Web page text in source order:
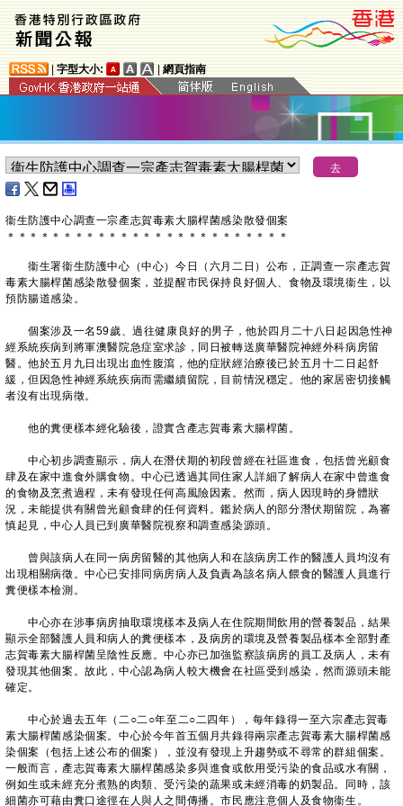
字型大小: 網頁指南
衞生防護中心調查一宗產志賀毒素大腸桿菌感染散發個案
＊ ＊ ＊ ＊ ＊ ＊ ＊ ＊ ＊ ＊ ＊ ＊ ＊ ＊ ＊ ＊ ＊ ＊ ＊ ＊ ＊ ＊ ＊ ＊ ＊
衞生署衞生防護中心（中心）今日（六月二日）公布，正調查一宗產志賀
毒素大腸桿菌感染散發個案，並提醒市民保持良好個人、食物及環境衞生，以
預防腸道感染。
個案涉及一名59歲、過往健康良好的男子，他於四月二十八日起因急性神
經系統疾病到將軍澳醫院急症室求診，同日被轉送廣華醫院神經外科病房留
醫。他於五月九日出現出血性腹瀉，他的症狀經治療後已於五月十二日起舒
緩，但因急性神經系統疾病而需繼續留院，目前情況穩定。他的家居密切接觸
者沒有出現病徵。
他的糞便樣本經化驗後，證實含產志賀毒素大腸桿菌。
中心初步調查顯示，病人在潛伏期的初段曾經在社區進食，包括曾光顧食
肆及在家中進食外購食物。中心已透過其同住家人詳細了解病人在家中曾進食
的食物及烹煮過程，未有發現任何高風險因素。然而，病人因現時的身體狀
況，未能提供有關曾光顧食肆的任何資料。鑑於病人的部分潛伏期留院，為審
慎起見，中心人員已到廣華醫院視察和調查感染源頭。
曾與該病人在同一病房留醫的其他病人和在該病房工作的醫護人員均沒有
出現相關病徵。中心已安排同病房病人及負責為該名病人餵食的醫護人員進行
糞便樣本檢測。
中心亦在涉事病房抽取環境樣本及病人在住院期間飲用的營養製品，結果
顯示全部醫護人員和病人的糞便樣本，及病房的環境及營養製品樣本全部對產
志賀毒素大腸桿菌呈陰性反應。中心亦已加強監察該病房的員工及病人，未有
發現其他個案。故此，中心認為病人較大機會在社區受到感染，然而源頭未能
確定。
中心於過去五年（二○二○年至二○二四年），每年錄得一至六宗產志賀毒
素大腸桿菌感染個案。中心於今年首五個月共錄得兩宗產志賀毒素大腸桿菌感
染個案（包括上述公布的個案），並沒有發現上升趨勢或不尋常的群組個案。
一般而言，產志賀毒素大腸桿菌感染多與進食或飲用受污染的食品或水有關，
例如生或未經充分煮熟的肉類、受污染的蔬果或未經消毒的奶製品。同時，該
細菌亦可藉由糞口途徑在人與人之間傳播。市民應注意個人及食物衞生。